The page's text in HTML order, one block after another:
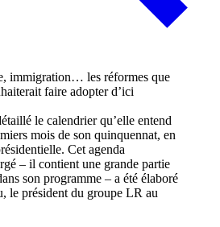
le calendrier qu’elle entend
mois de son quinquennat, en
Cet agenda
– il contient une grande partie
son programme – a été élaboré
le président du groupe LR au